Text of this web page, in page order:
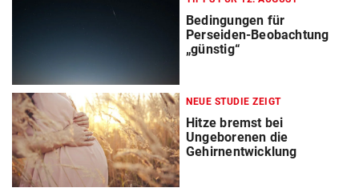
Bedingungen für
Perseiden-Beobachtung
„günstig“
NEUE STUDIE ZEIGT
Hitze bremst bei
Ungeborenen die
Gehirnentwicklung